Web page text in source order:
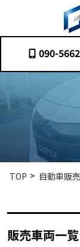
090-
TOP 自動車販売
販売車両一覧